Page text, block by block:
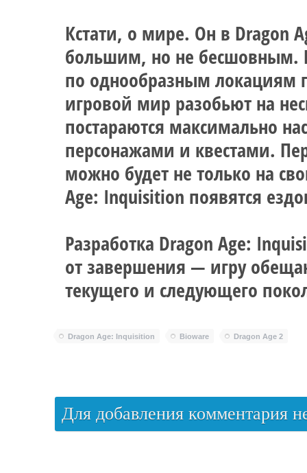
Кстати, о мире. Он в Dragon
большим, но не бесшовным.
по однообразным локациям
игровой мир разобьют на
постараются максимально
персонажами и квестами.
можно будет не только на
Age: Inquisition появятся
Разработка Dragon Age:
от завершения — игру
текущего и следующего
Dragon Age: Inquisition Bioware Dragon Age 2
Для добавления комментария